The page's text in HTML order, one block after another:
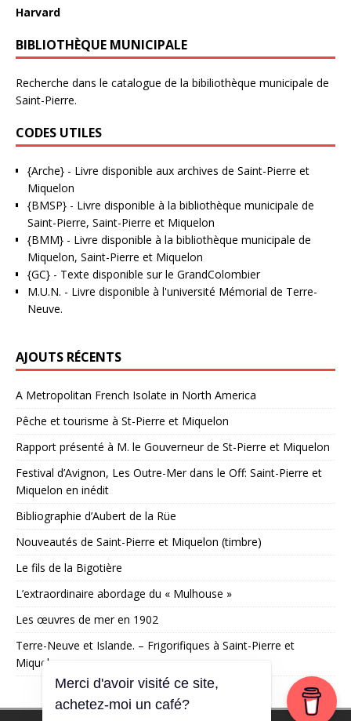
Harvard
BIBLIOTHÈQUE MUNICIPALE
Recherche dans le catalogue de la bibiliothèque municipale de
Saint-Pierre.
CODES UTILES
{Arche} - Livre disponible aux archives de Saint-Pierre et
Miquelon
{BMSP} - Livre disponible à la bibliothèque municipale de
Saint-Pierre, Saint-Pierre et Miquelon
{BMM} - Livre disponible à la bibliothèque municipale de
Miquelon, Saint-Pierre et Miquelon
{GC} - Texte disponible sur le GrandColombier
M.U.N. - Livre disponible à l'université Mémorial de Terre-
Neuve.
AJOUTS RÉCENTS
A Metropolitan French Isolate in North America
Pêche et tourisme à St-Pierre et Miquelon
Rapport présenté à M. le Gouverneur de St-Pierre et Miquelon
Festival d’Avignon, Les Outre-Mer dans le Off: Saint-Pierre et
Miquelon en inédit
Bibliographie d’Aubert de la Rüe
Nouveautés de Saint-Pierre et Miquelon (timbre)
Le fils de la Bigotière
L’extraordinaire abordage du « Mulhouse »
Les œuvres de mer en 1902
Terre-Neuve et Islande. – Frigorifiques à Saint-Pierre et
Miquelon
Merci d'avoir visité ce site,
achetez-moi un café?